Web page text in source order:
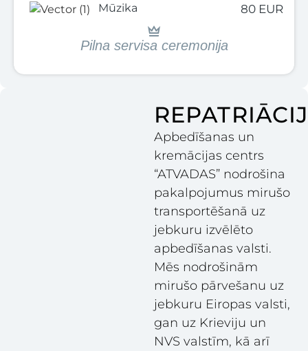
Mūzika 80 EUR
Pilna servisa ceremonija
Apbedīšanas un
kremācijas centrs
“ATVADAS” nodrošina
pakalpojumus mirušo
transportēšanā uz
jebkuru izvēlēto
apbedīšanas valsti.
Mēs nodrošinām
mirušo pārvešanu uz
jebkuru Eiropas valsti,
gan uz Krieviju un
NVS valstīm, kā arī